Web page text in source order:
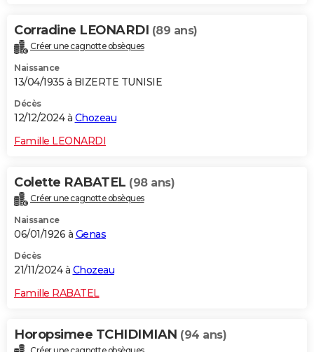
Corradine LEONARDI (89 ans)
Créer une cagnotte obsèques
Naissance
13/04/1935 à BIZERTE TUNISIE
Décès
12/12/2024 à Chozeau
Famille LEONARDI
Colette RABATEL (98 ans)
Créer une cagnotte obsèques
Naissance
06/01/1926 à Genas
Décès
21/11/2024 à Chozeau
Famille RABATEL
Horopsimee TCHIDIMIAN (94 ans)